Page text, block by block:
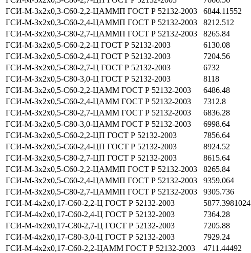
ГСИ-М-3х2х0,3-С60-2,2-ЦАММП ГОСТ Р 52132-2003
6844.11552
ГСИ-М-3х2х0,3-С60-2,4-ЦАММП ГОСТ Р 52132-2003
8212.512
ГСИ-М-3х2х0,3-С80-2,7-ЦАММП ГОСТ Р 52132-2003
8265.84
ГСИ-М-3х2х0,5-С60-2,2-Ц ГОСТ Р 52132-2003
6130.08
ГСИ-М-3х2х0,5-С60-2,4-Ц ГОСТ Р 52132-2003
7204.56
ГСИ-М-3х2х0,5-С80-2,7-Ц ГОСТ Р 52132-2003
6732
ГСИ-М-3х2х0,5-С80-3,0-Ц ГОСТ Р 52132-2003
8118
ГСИ-М-3х2х0,5-С60-2,2-ЦАММ ГОСТ Р 52132-2003
6486.48
ГСИ-М-3х2х0,5-С60-2,4-ЦАММ ГОСТ Р 52132-2003
7312.8
ГСИ-М-3х2х0,5-С80-2,7-ЦАММ ГОСТ Р 52132-2003
6836.28
ГСИ-М-3х2х0,5-С80-3,0-ЦАММ ГОСТ Р 52132-2003
6998.64
ГСИ-М-3х2х0,5-С60-2,2-ЦП ГОСТ Р 52132-2003
7856.64
ГСИ-М-3х2х0,5-С60-2,4-ЦП ГОСТ Р 52132-2003
8924.52
ГСИ-М-3х2х0,5-С80-2,7-ЦП ГОСТ Р 52132-2003
8615.64
ГСИ-М-3х2х0,5-С60-2,2-ЦАММП ГОСТ Р 52132-2003
8265.84
ГСИ-М-3х2х0,5-С60-2,4-ЦАММП ГОСТ Р 52132-2003
9359.064
ГСИ-М-3х2х0,5-С80-2,7-ЦАММП ГОСТ Р 52132-2003
9305.736
ГСИ-М-4х2х0,17-С60-2,2-Ц ГОСТ Р 52132-2003
5877.3981024
ГСИ-М-4х2х0,17-С60-2,4-Ц ГОСТ Р 52132-2003
7364.28
ГСИ-М-4х2х0,17-С80-2,7-Ц ГОСТ Р 52132-2003
7205.88
ГСИ-М-4х2х0,17-С80-3,0-Ц ГОСТ Р 52132-2003
7929.24
ГСИ-М-4х2х0,17-С60-2,2-ЦАММ ГОСТ Р 52132-2003
4711.44492